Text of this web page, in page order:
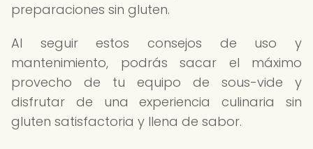
preparaciones sin gluten.
Al seguir estos consejos de uso y
mantenimiento, podrás sacar el máximo
provecho de tu equipo de sous-vide y
disfrutar de una experiencia culinaria sin
gluten satisfactoria y llena de sabor.